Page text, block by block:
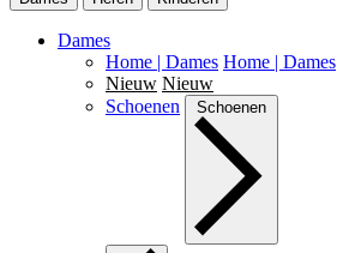
Dames
Home | Dames Home | Dames
Nieuw Nieuw
Schoenen
Schoenen